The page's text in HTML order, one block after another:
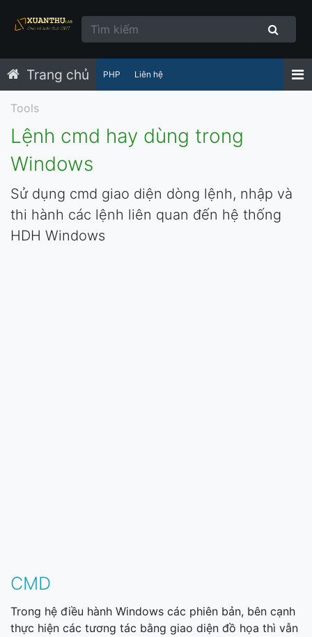
Trang chủ PHP Liên hệ
Tools
Lệnh cmd hay dùng trong
Windows
Sử dụng cmd giao diện dòng lệnh, nhập và
thi hành các lệnh liên quan đến hệ thống
HDH Windows
CMD
Trong hệ điều hành Windows các phiên bản, bên cạnh
thực hiện các tương tác bằng giao diện đồ họa thì vẫn